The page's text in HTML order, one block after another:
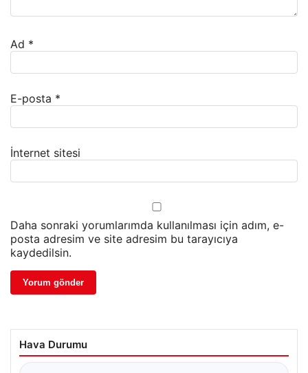
Ad *
E-posta *
İnternet sitesi
Daha sonraki yorumlarımda kullanılması için adım, e-
posta adresim ve site adresim bu tarayıcıya
kaydedilsin.
Hava Durumu